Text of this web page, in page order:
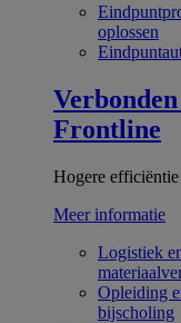
oplossen
Frontline
Hogere
Meer informatie
Logistiek
Opleiding
bijscholing